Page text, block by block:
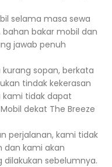
selama masa sewa
bakar mobil dan
jawab penuh
sopan, berkata
tindak kekerasan
tidak dapat
dekat The Breeze
perjalanan, kami tidak
dan kami akan
sebelumnya.